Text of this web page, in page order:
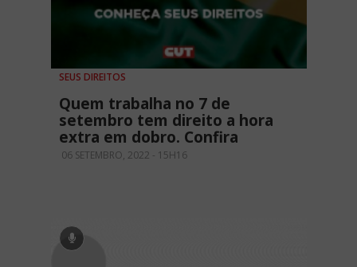
SEUS DIREITOS
Quem trabalha no 7 de
setembro tem direito a hora
extra em dobro. Confira
06 SETEMBRO, 2022 - 15H16